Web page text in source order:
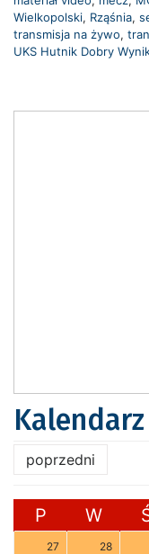
Wielkopolski, Rząśnia,
transmisja na żywo,
UKS Hutnik Dobry
poprzedni
P W
27 28